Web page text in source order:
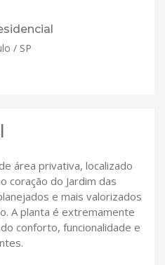
/ SP
área privativa, localizado
coração do Jardim das
e mais valorizados
A planta é extremamente
conforto, funcionalidade e